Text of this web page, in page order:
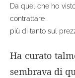
Da quel che ho
contrattare
più di tanto sul
Ha curato
sembrava di